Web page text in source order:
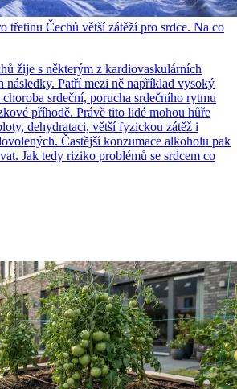
třetinu Čechů větší zátěží pro srdce. Na co
žije s některým z kardiovaskulárních
následky. Patří mezi ně například vysoký
srdeční, porucha srdečního rytmu
příhodě. Právě tito lidé mohou hůře
dehydrataci, větší fyzickou zátěž i
Častější konzumace alkoholu pak
Jak tedy riziko problémů se srdcem co